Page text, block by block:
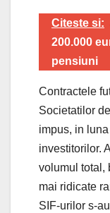
Citeste si:
200.000
pensiuni
Contractele
Societatilor
impus, in
investitorilor.
volumul total,
mai ridicate
SIF-urilor s-